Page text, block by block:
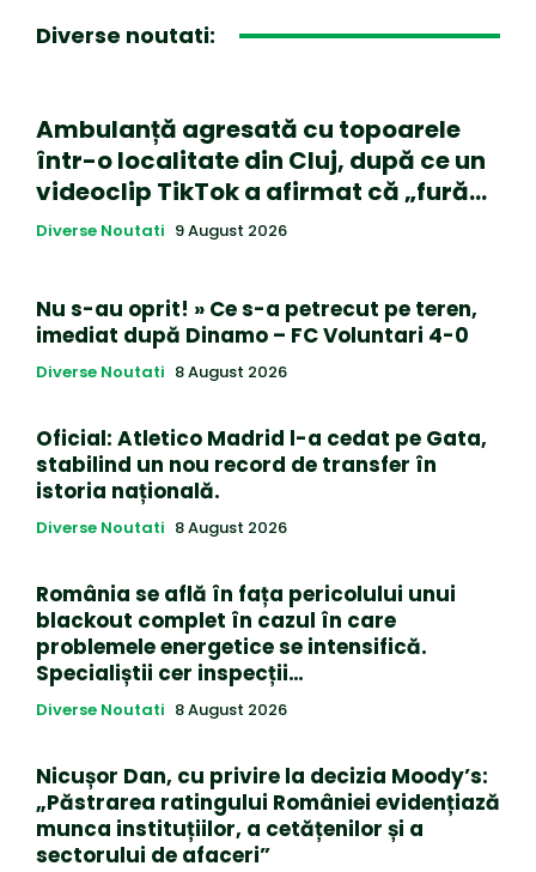
Diverse noutati:
Ambulanță agresată cu topoarele
într-o localitate din Cluj, după ce un
videoclip TikTok a afirmat că „fură…
Diverse Noutati 9 August 2026
Nu s-au oprit! » Ce s-a petrecut pe teren,
imediat după Dinamo – FC Voluntari 4-0
Diverse Noutati 8 August 2026
Oficial: Atletico Madrid l-a cedat pe Gata,
stabilind un nou record de transfer în
istoria națională.
Diverse Noutati 8 August 2026
România se află în fața pericolului unui
blackout complet în cazul în care
problemele energetice se intensifică.
Specialiștii cer inspecții…
Diverse Noutati 8 August 2026
Nicușor Dan, cu privire la decizia Moody’s:
„Păstrarea ratingului României evidențiază
munca instituțiilor, a cetățenilor și a
sectorului de afaceri”